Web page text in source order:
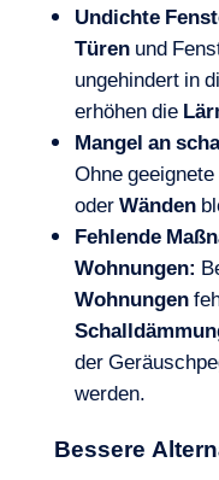
Undichte
Türenund
ungehindert in
erhöhen die
Mangel an
Ohne geeignete
oderWänden
Fehlende
Wohnungen:
Wohnungen
der
werden.
Bessere